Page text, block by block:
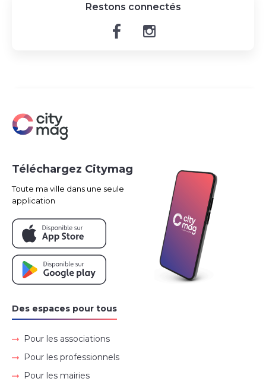
Restons connectés
Des espaces pour tous
Pour les associations
Pour les professionnels
Pour les mairies
Téléchargez Citymag
Toute ma ville dans une seule
application